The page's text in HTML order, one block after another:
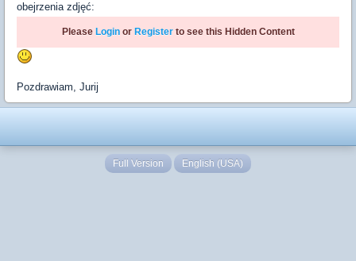
obejrzenia zdjęć:
Please Loginor Registerto see this Hidden Content
Pozdrawiam, Jurij
Full Version English (USA)